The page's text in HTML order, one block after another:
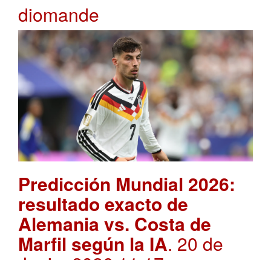
diomande
Predicción Mundial 2026:
resultado exacto de
Alemania vs. Costa de
Marfil según la IA. 20 de